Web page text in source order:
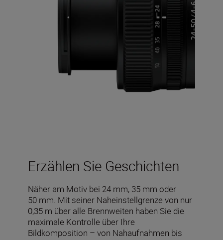
Erzählen Sie Geschichten
Näher am Motiv bei 24 mm, 35 mm oder
50 mm. Mit seiner Naheinstellgrenze von nur
0,35 m über alle Brennweiten haben Sie die
maximale Kontrolle über Ihre
Bildkomposition – von Nahaufnahmen bis